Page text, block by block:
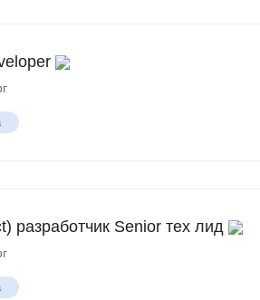
разработчик Senior тех лид